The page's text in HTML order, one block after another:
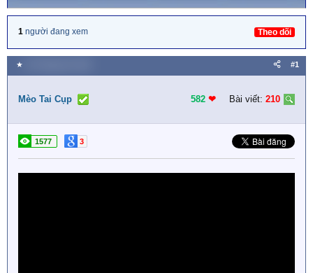
1 người đang xem Theo dõi
★ #1
Mèo Tai Cụp 582 ❤︎ Bài viết: 210
1577 3